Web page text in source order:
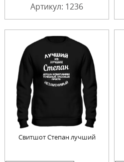
Артикул: 1236
Свитшот Степан лучший